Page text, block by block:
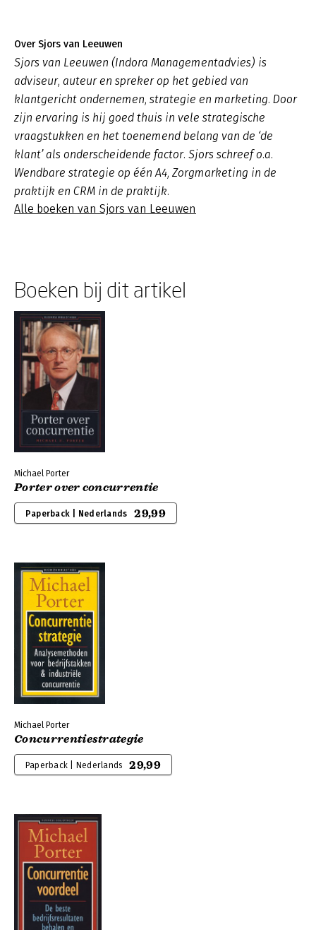
Over Sjors van Leeuwen
Sjors van Leeuwen (Indora Managementadvies) is
adviseur, auteur en spreker op het gebied van
klantgericht ondernemen, strategie en marketing. Door
zijn ervaring is hij goed thuis in vele strategische
vraagstukken en het toenemend belang van de ‘de
klant’ als onderscheidende factor. Sjors schreef o.a.
Wendbare strategie op één A4, Zorgmarketing in de
praktijk en CRM in de praktijk.
Alle boeken van Sjors van Leeuwen
Boeken bij dit artikel
Michael Porter
Porter over concurrentie
Paperback | Nederlands 29,99
Michael Porter
Concurrentiestrategie
Paperback | Nederlands 29,99